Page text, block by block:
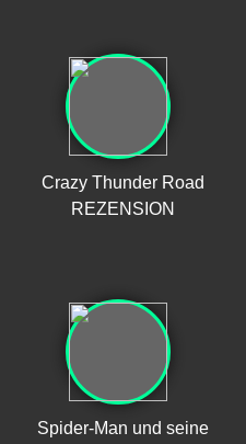
Crazy Thunder Road
REZENSION
Spider-Man und seine